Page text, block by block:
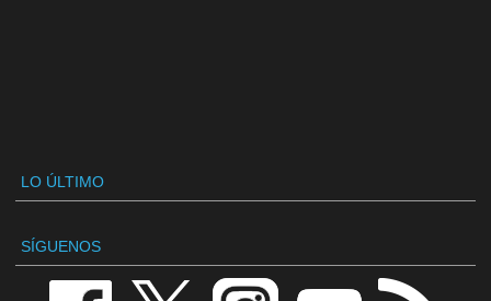
LO ÚLTIMO
SÍGUENOS